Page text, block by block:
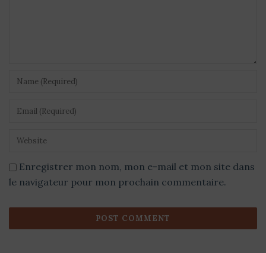
Enregistrer mon nom, mon e-mail et mon site dans
le navigateur pour mon prochain commentaire.